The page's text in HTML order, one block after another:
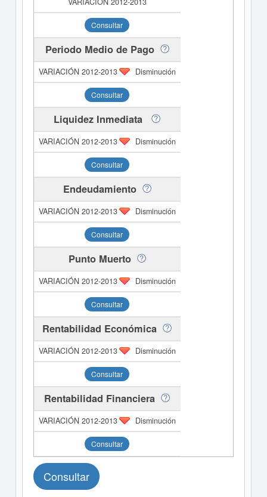
Consultar
Periodo Medio de Pago
Disminución
Consultar
Liquidez Inmediata
Disminución
Consultar
Endeudamiento
Disminución
Consultar
Punto Muerto
Disminución
Consultar
Rentabilidad Económica
Disminución
Consultar
Rentabilidad Financiera
Disminución
Consultar
Consultar